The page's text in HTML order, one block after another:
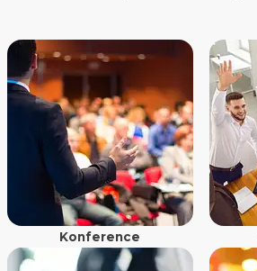
Konference